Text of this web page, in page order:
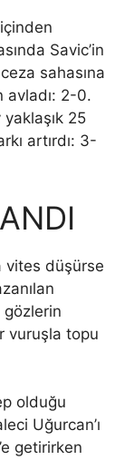
Savic’in
sahasına
avladı: 2-0.
yaklaşık 25
artırdı: 3-
vites düşürse
gözlerin
vuruşla topu
olduğu
Uğurcan’ı
getirirken